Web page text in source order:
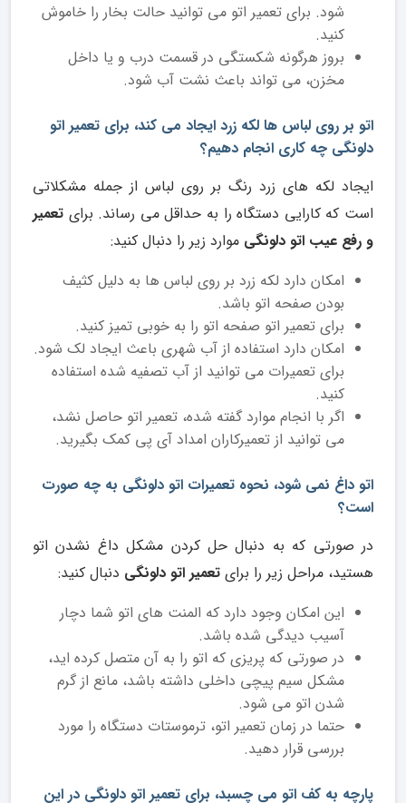
شود. برای تعمیر اتو می توانید حالت بخار را خاموش
کنید.
بروز هرگونه شکستگی در قسمت درب و یا داخل
مخزن، می تواند باعث نشت آب شود.
اتو بر روی لباس ها لکه زرد ایجاد می کند، برای تعمیر اتو
دلونگی چه کاری انجام دهیم؟
ایجاد لکه های زرد رنگ بر روی لباس از جمله مشکلاتی
است که کارایی دستگاه را به حداقل می رساند. برای تعمیر
و رفع عیب اتو دلونگی موارد زیر را دنبال کنید:
امکان دارد لکه زرد بر روی لباس ها به دلیل کثیف
بودن صفحه اتو باشد.
برای تعمیر اتو صفحه اتو را به خوبی تمیز کنید.
امکان دارد استفاده از آب شهری باعث ایجاد لک شود.
برای تعمیرات می توانید از آب تصفیه شده استفاده
کنید.
اگر با انجام موارد گفته شده، تعمیر اتو حاصل نشد،
می توانید از تعمیرکاران امداد آی پی کمک بگیرید.
اتو داغ نمی شود، نحوه تعمیرات اتو دلونگی به چه صورت
است؟
در صورتی که به دنبال حل کردن مشکل داغ نشدن اتو
هستید، مراحل زیر را برای تعمیر اتو دلونگی دنبال کنید:
این امکان وجود دارد که المنت های اتو شما دچار
آسیب دیدگی شده باشد.
در صورتی که پریزی که اتو را به آن متصل کرده اید،
مشکل سیم پیچی داخلی داشته باشد، مانع از گرم
شدن اتو می شود.
حتما در زمان تعمیر اتو، ترموستات دستگاه را مورد
بررسی قرار دهید.
پارچه به کف اتو می چسبد، برای تعمیر اتو دلونگی در این